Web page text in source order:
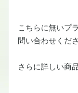
こちらに無いプ
問い合わせくだ
さらに詳しい商